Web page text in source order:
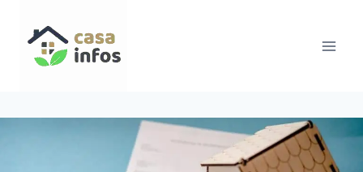
contenu